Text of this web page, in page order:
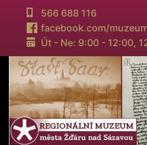
566 688 116
facebook.com/
Út - Ne: 9:00 - 12:00,